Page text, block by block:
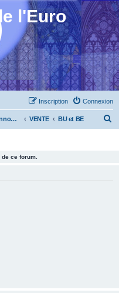
l'Euro
Connexion
Inscription
Petites Annonces VENTE BU et BE
ce forum.